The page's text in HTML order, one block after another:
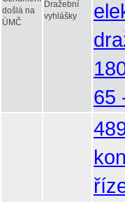
došlá na
ÚMČ
Dražební
vyhlášky
65